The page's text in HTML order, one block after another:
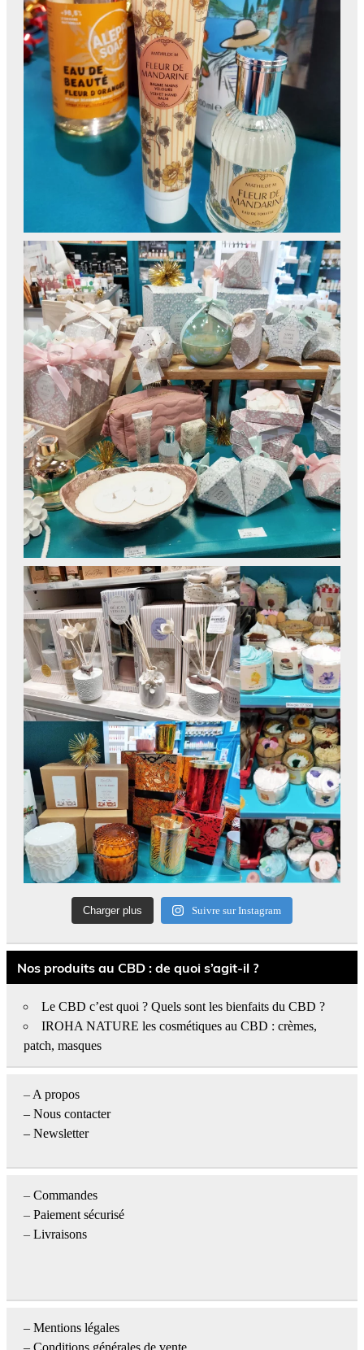
Charger plus Suivre sur Instagram
Nos produits au CBD : de quoi s’agit-il ?
Le CBD c’est quoi ? Quels sont les bienfaits du CBD ?
IROHA NATURE les cosmétiques au CBD : crèmes,
patch, masques
– A propos
– Nous contacter
– Newsletter
– Commandes
– Paiement sécurisé
– Livraisons
– Mentions légales